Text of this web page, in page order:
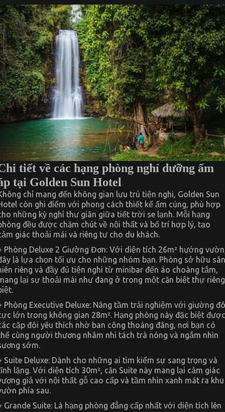
tiết về các hạng phòng nghỉ dưỡng ấm
tại Golden Sun Hotel
chỉ mang đến không gian lưu trú tiện nghi, Golden Sun
còn ghi điểm với phong cách thiết kế ấm cúng, phù hợp
những kỳ nghỉ thư giãn giữa tiết trời se lạnh. Mỗi hạng
đều được chăm chút về nội thất và bố trí hợp lý, tạo
giác thoải mái và riêng tư cho du khách.
Phòng Deluxe 2 Giường Đơn: Với diện tích 26m² hướng
là lựa chọn tối ưu cho những nhóm bạn. Phòng sở hữu sân
riêng và đầy đủ tiện nghi từ minibar đến áo choàng tắm,
lại sự thoải mái như đang ở trong một căn biệt thự riêng
Phòng Executive Deluxe: Nâng tầm trải nghiệm với giường
lớn trong không gian 28m². Hạng phòng này đặc biệt được
cặp đôi yêu thích nhờ ban công thoáng đãng, nơi bạn có
cùng người thương nhâm nhi tách trà nóng và ngắm nhìn
sớm.
Suite Deluxe: Dành cho những ai tìm kiếm sự sang trọng và
lặng. Với diện tích 30m², căn Suite này mang lại cảm giác
giả với nội thất gỗ cao cấp và tầm nhìn xanh mát ra khu
phía sau.
Grande Suite: Là hạng phòng đẳng cấp nhất với diện tích lên